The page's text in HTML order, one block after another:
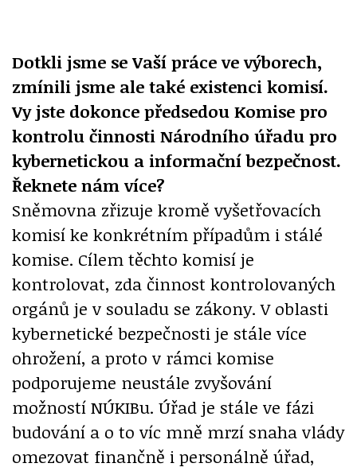
Dotkli jsme se Vaší práce ve výborech,
zmínili jsme ale také existenci komisí.
Vy jste dokonce předsedou Komise pro
kontrolu činnosti Národního úřadu pro
kybernetickou a informační bezpečnost.
Řeknete nám více?
Sněmovna zřizuje kromě vyšetřovacích
komisí ke konkrétním případům i stálé
komise. Cílem těchto komisí je
kontrolovat, zda činnost kontrolovaných
orgánů je v souladu se zákony. V oblasti
kybernetické bezpečnosti je stále více
ohrožení, a proto v rámci komise
podporujeme neustále zvyšování
možností NÚKIBu. Úřad je stále ve fázi
budování a o to víc mně mrzí snaha vlády
omezovat finančně i personálně úřad,